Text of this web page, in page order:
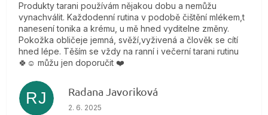
Produkty tarani používám nějakou dobu a nemůžu
vynachválit. Každodenní rutina v podobě čištění mlékem,t
nanesení tonika a krému, u mě hned vyditelne změny.
Pokožka obličeje jemná, svěží,vyživená a člověk se cítí
hned lépe. Těším se vždy na ranní i večerní tarani rutinu
🍀☺️ můžu jen doporučit ❤️
RJ Radana Javoriková
Hodnotenie obchodu je 5 z 5 hviezdičiek.
2. 6. 2025